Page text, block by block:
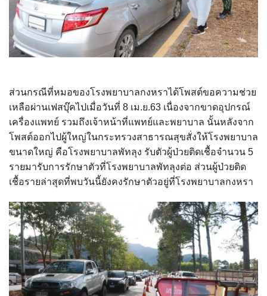
ส่วนกรณีที่หมอของโรงพยาบาลกงหราได้โพสต์ขอความช่วย
เหลือผ่านเฟสบุ๊คไปเมื่อวันที่ 8 เม.ย.63 เนื่องจากขาดอุปกรณ์
เครื่องแพทย์ รวมถึงเจ้าหน้าที่แพทย์และพยาบาล นั้นหลังจาก
โพสต์ออกไปผู้ใหญ่ในกระทรวงสาธารณสุขสั่งให้โรงพยาบาล
ขนาดใหญ่ คือโรงพยาบาลพัทลุง รับตัวผู้ป่วยติดเชื้อจำนวน 5
รายมารับการรักษาตัวที่โรงพยาบาลพัทลุงต่อ ส่วนผู้ป่วยติด
เชื้อรายล่าสุดที่พบวันนี้ยังคงรักษาตัวอยู่ที่โรงพยาบาลกงหรา